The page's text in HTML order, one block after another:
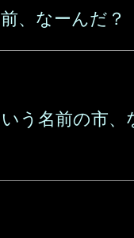
、なーんだ？
いう名前の市、